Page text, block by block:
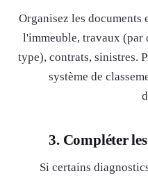
Organisez les
l'immeuble, travaux (par
type), contrats, sinistres.
système de
3. Compléter
Si certains